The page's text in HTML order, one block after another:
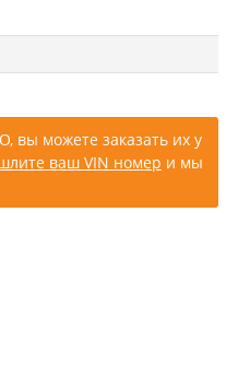
вы можете заказать их у
ваш VIN номер и мы